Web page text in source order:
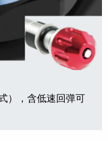
），含低速回弹可